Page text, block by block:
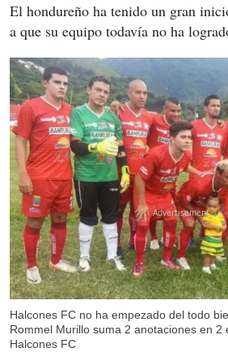
El hondureño ha tenido un gran
a que su equipo todavía no ha
Halcones FC no ha empezado del todo
Rommel Murillo suma 2 anotaciones en 2
Halcones FC